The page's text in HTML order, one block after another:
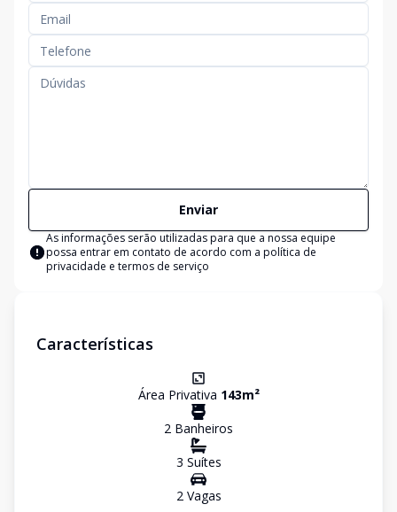
Enviar
As informações serão utilizadas para que a nossa equipe
possa entrar em contato de acordo com a política de
privacidade e termos de serviço
Características
Área Privativa 143m²
2 Banheiros
3 Suítes
2Vagas